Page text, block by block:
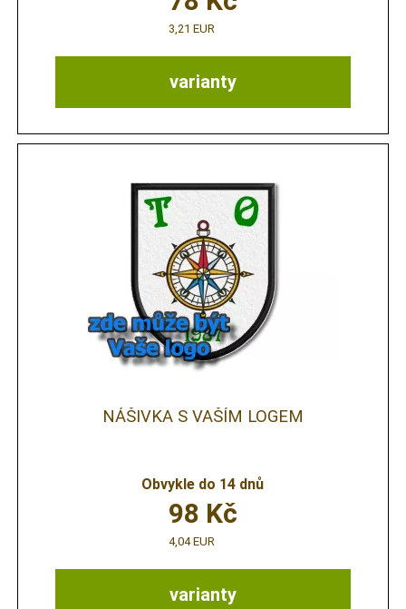
varianty
3,21 EUR
NÁŠIVKA S VAŠÍM LOGEM
Obvykle do 14 dnů
varianty
98 Kč
4,04 EUR